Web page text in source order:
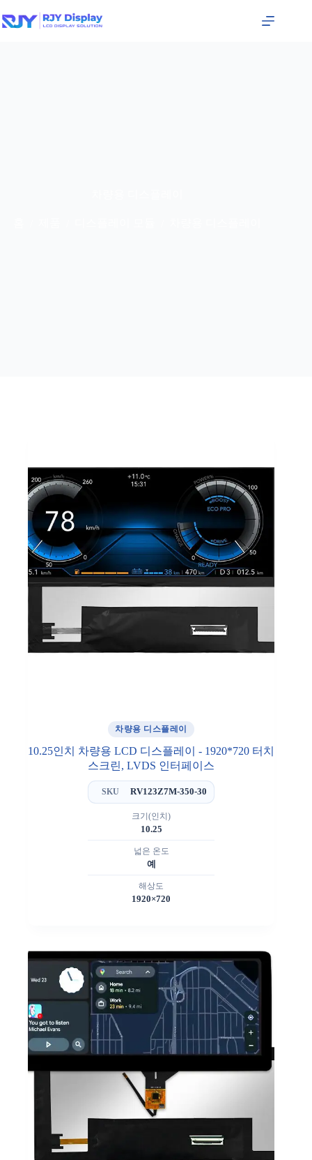
차량용 디스플레이
10.25인치 차량용 LCD 디스플레이 - 1920*720 터치
스크린, LVDS 인터페이스
SKU RV123Z7M-350-30
크기(인치)
10.25
넓은 온도
예
해상도
1920×720